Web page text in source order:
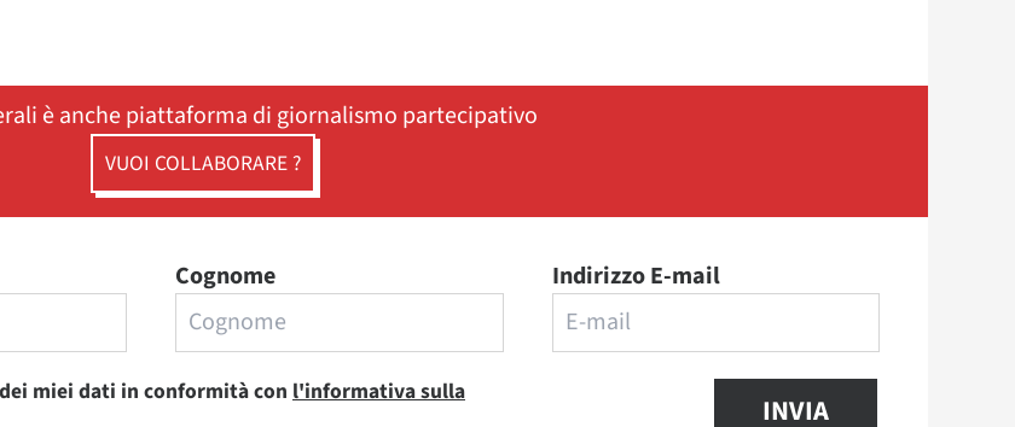
è anche piattaforma di giornalismo partecipativo
VUOI COLLABORARE ?
Cognome Indirizzo E-mail
miei dati in conformità con l'informativa sulla
INVIA